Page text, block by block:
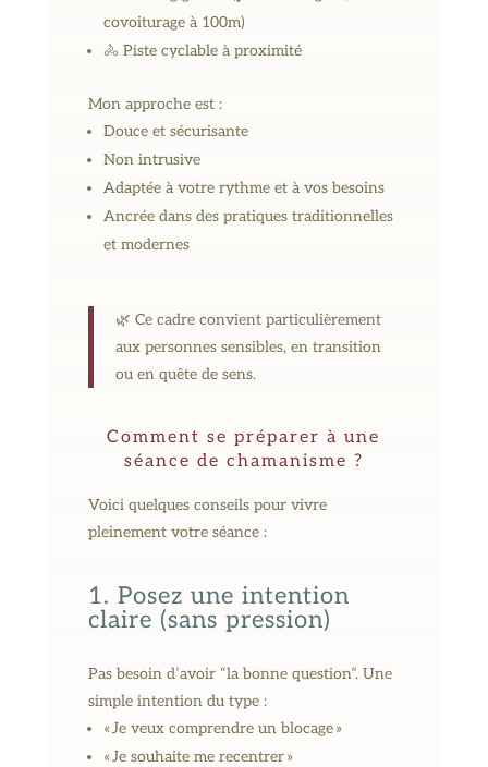
covoiturage à 100m)
🚴 Piste cyclable à proximité
Mon approche est :
Douce et sécurisante
Non intrusive
Adaptée à votre rythme et à vos besoins
Ancrée dans des pratiques traditionnelles
et modernes
🌿 Ce cadre convient particulièrement
aux personnes sensibles, en transition
ou en quête de sens.
Comment se préparer à une
séance de chamanisme ?
Voici quelques conseils pour vivre
pleinement votre séance :
1. Posez une intention
claire (sans pression)
Pas besoin d’avoir “la bonne question”. Une
simple intention du type :
« Je veux comprendre un blocage »
« Je souhaite me recentrer »